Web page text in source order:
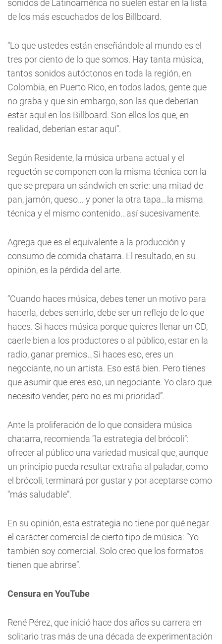
sonidos de Latinoamérica no suelen estar en la lista
de los más escuchados de los Billboard.
“Lo que ustedes están enseñándole al mundo es el
tres por ciento de lo que somos. Hay tanta música,
tantos sonidos autóctonos en toda la región, en
Colombia, en Puerto Rico, en todos lados, gente que
no graba y que sin embargo, son las que deberían
estar aquí en los Billboard. Son ellos los que, en
realidad, deberían estar aquí”.
Según Residente, la música urbana actual y el
reguetón se componen con la misma técnica con la
que se prepara un sándwich en serie: una mitad de
pan, jamón, queso… y poner la otra tapa…la misma
técnica y el mismo contenido…así sucesivamente.
Agrega que es el equivalente a la producción y
consumo de comida chatarra. El resultado, en su
opinión, es la pérdida del arte.
“Cuando haces música, debes tener un motivo para
hacerla, debes sentirlo, debe ser un reflejo de lo que
haces. Si haces música porque quieres llenar un CD,
caerle bien a los productores o al público, estar en la
radio, ganar premios…Si haces eso, eres un
negociante, no un artista. Eso está bien. Pero tienes
que asumir que eres eso, un negociante. Yo claro que
necesito vender, pero no es mi prioridad”.
Ante la proliferación de lo que considera música
chatarra, recomienda “la estrategia del brócoli”:
ofrecer al público una variedad musical que, aunque
un principio pueda resultar extraña al paladar, como
el brócoli, terminará por gustar y por aceptarse como
“más saludable”.
En su opinión, esta estrategia no tiene por qué negar
el carácter comercial de cierto tipo de música: “Yo
también soy comercial. Solo creo que los formatos
tienen que abrirse”.
Censura en YouTube
René Pérez, que inició hace dos años su carrera en
solitario tras más de una década de experimentación